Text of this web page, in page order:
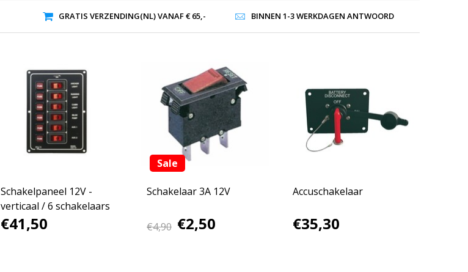
GRATIS VERZENDING(NL) VANAF € 65,- BINNEN 1-3 WERKDAGEN ANTWOORD
Schakelpaneel 12V -
verticaal / 6 schakelaars
€41,50
Sale
Schakelaar 3A 12V
€4,90 €2,50
Accuschakelaar
€35,30